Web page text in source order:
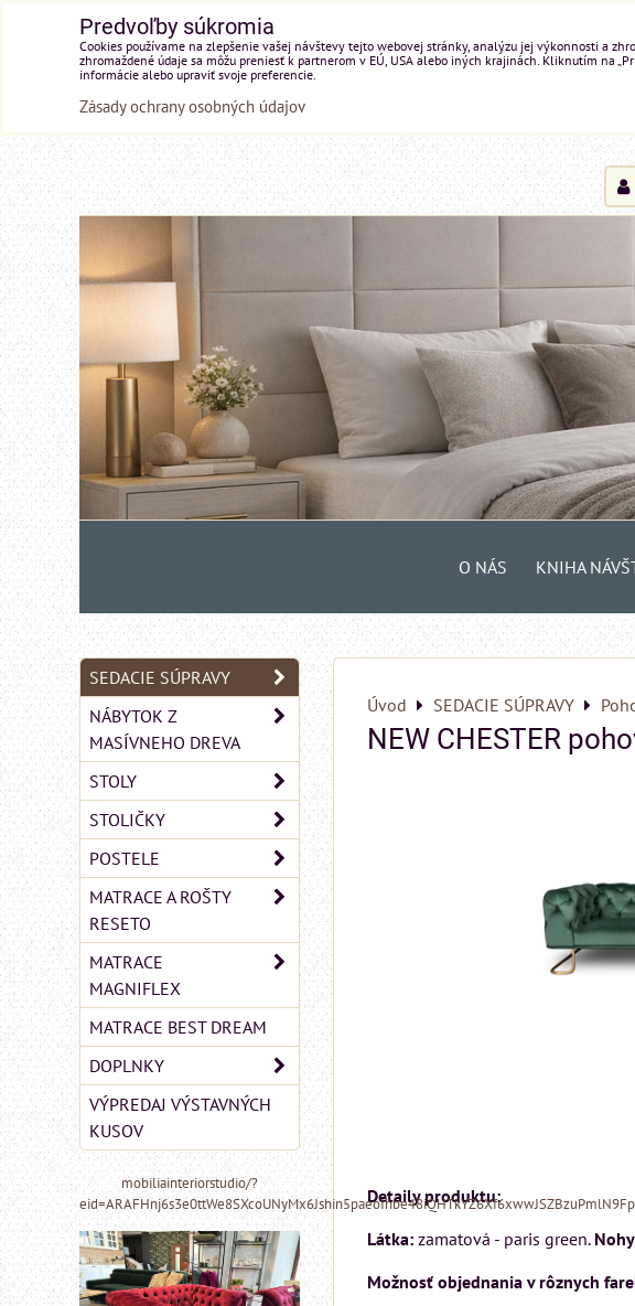
O NÁS KNIHA
Úvod SEDACIE SÚPRAVY
NEW CHESTER
Detaily produktu:
Látka: zamatová - paris green.
Možnosť objednania v rôznych
SEDACIE SÚPRAVY
NÁBYTOK Z
MASÍVNEHO DREVA
STOLY
STOLIČKY
POSTELE
MATRACE A ROŠTY
RESETO
MATRACE
MAGNIFLEX
MATRACE BEST DREAM
DOPLNKY
VÝPREDAJ VÝSTAVNÝCH
KUSOV
mobiliainteriorstudio/?
Predvoľby súkromia
Cookies používame na zlepšenie vašej návštevy tejto webovej stránky, analýzu jej výkonnosti a
zhromaždené údaje sa môžu preniesť k partnerom v EÚ, USA alebo iných krajinách. Kliknutím na
informácie alebo upraviť svoje preferencie.
Zásady ochrany osobných údajov